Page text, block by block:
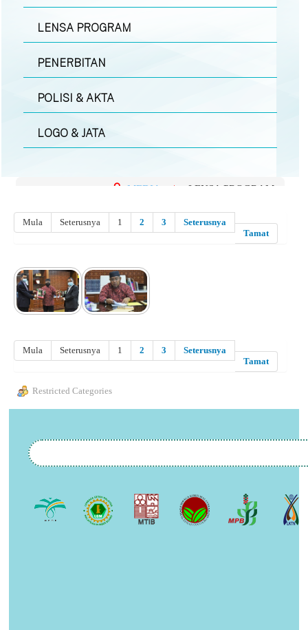
LENSA PROGRAM
PENERBITAN
POLISI & AKTA
LOGO & JATA
MEDIA | LENSA PROGRAM
Mula Seterusnya 1 2 3
Seterusnya
Tamat
Mula Seterusnya 1 2 3
Seterusnya
Tamat
Restricted Categories